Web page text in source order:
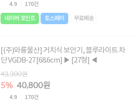
4.9 170건
네이버 포인트 토스페이 무료배송
[(주)와룡물산] 거치식 보안기, 블루라이트 차
단 VGDB-27 [68.6cm] ▶ [27형] ◀
43,300원
5% 40,800원
4.9 170건